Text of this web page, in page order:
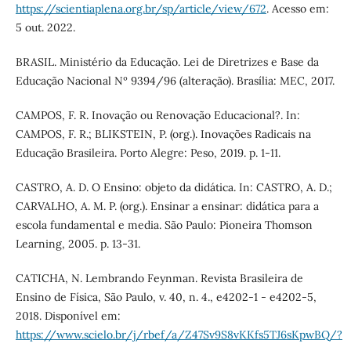
https://scientiaplena.org.br/sp/article/view/672. Acesso em:
5 out. 2022.
BRASIL. Ministério da Educação. Lei de Diretrizes e Base da
Educação Nacional Nº 9394/96 (alteração). Brasília: MEC, 2017.
CAMPOS, F. R. Inovação ou Renovação Educacional?. In:
CAMPOS, F. R.; BLIKSTEIN, P. (org.). Inovações Radicais na
Educação Brasileira. Porto Alegre: Peso, 2019. p. 1-11.
CASTRO, A. D. O Ensino: objeto da didática. In: CASTRO, A. D.;
CARVALHO, A. M. P. (org.). Ensinar a ensinar: didática para a
escola fundamental e media. São Paulo: Pioneira Thomson
Learning, 2005. p. 13-31.
CATICHA, N. Lembrando Feynman. Revista Brasileira de
Ensino de Física, São Paulo, v. 40, n. 4., e4202-1 - e4202-5,
2018. Disponível em:
https://www.scielo.br/j/rbef/a/Z47Sv9S8vKKfs5TJ6sKpwBQ/?